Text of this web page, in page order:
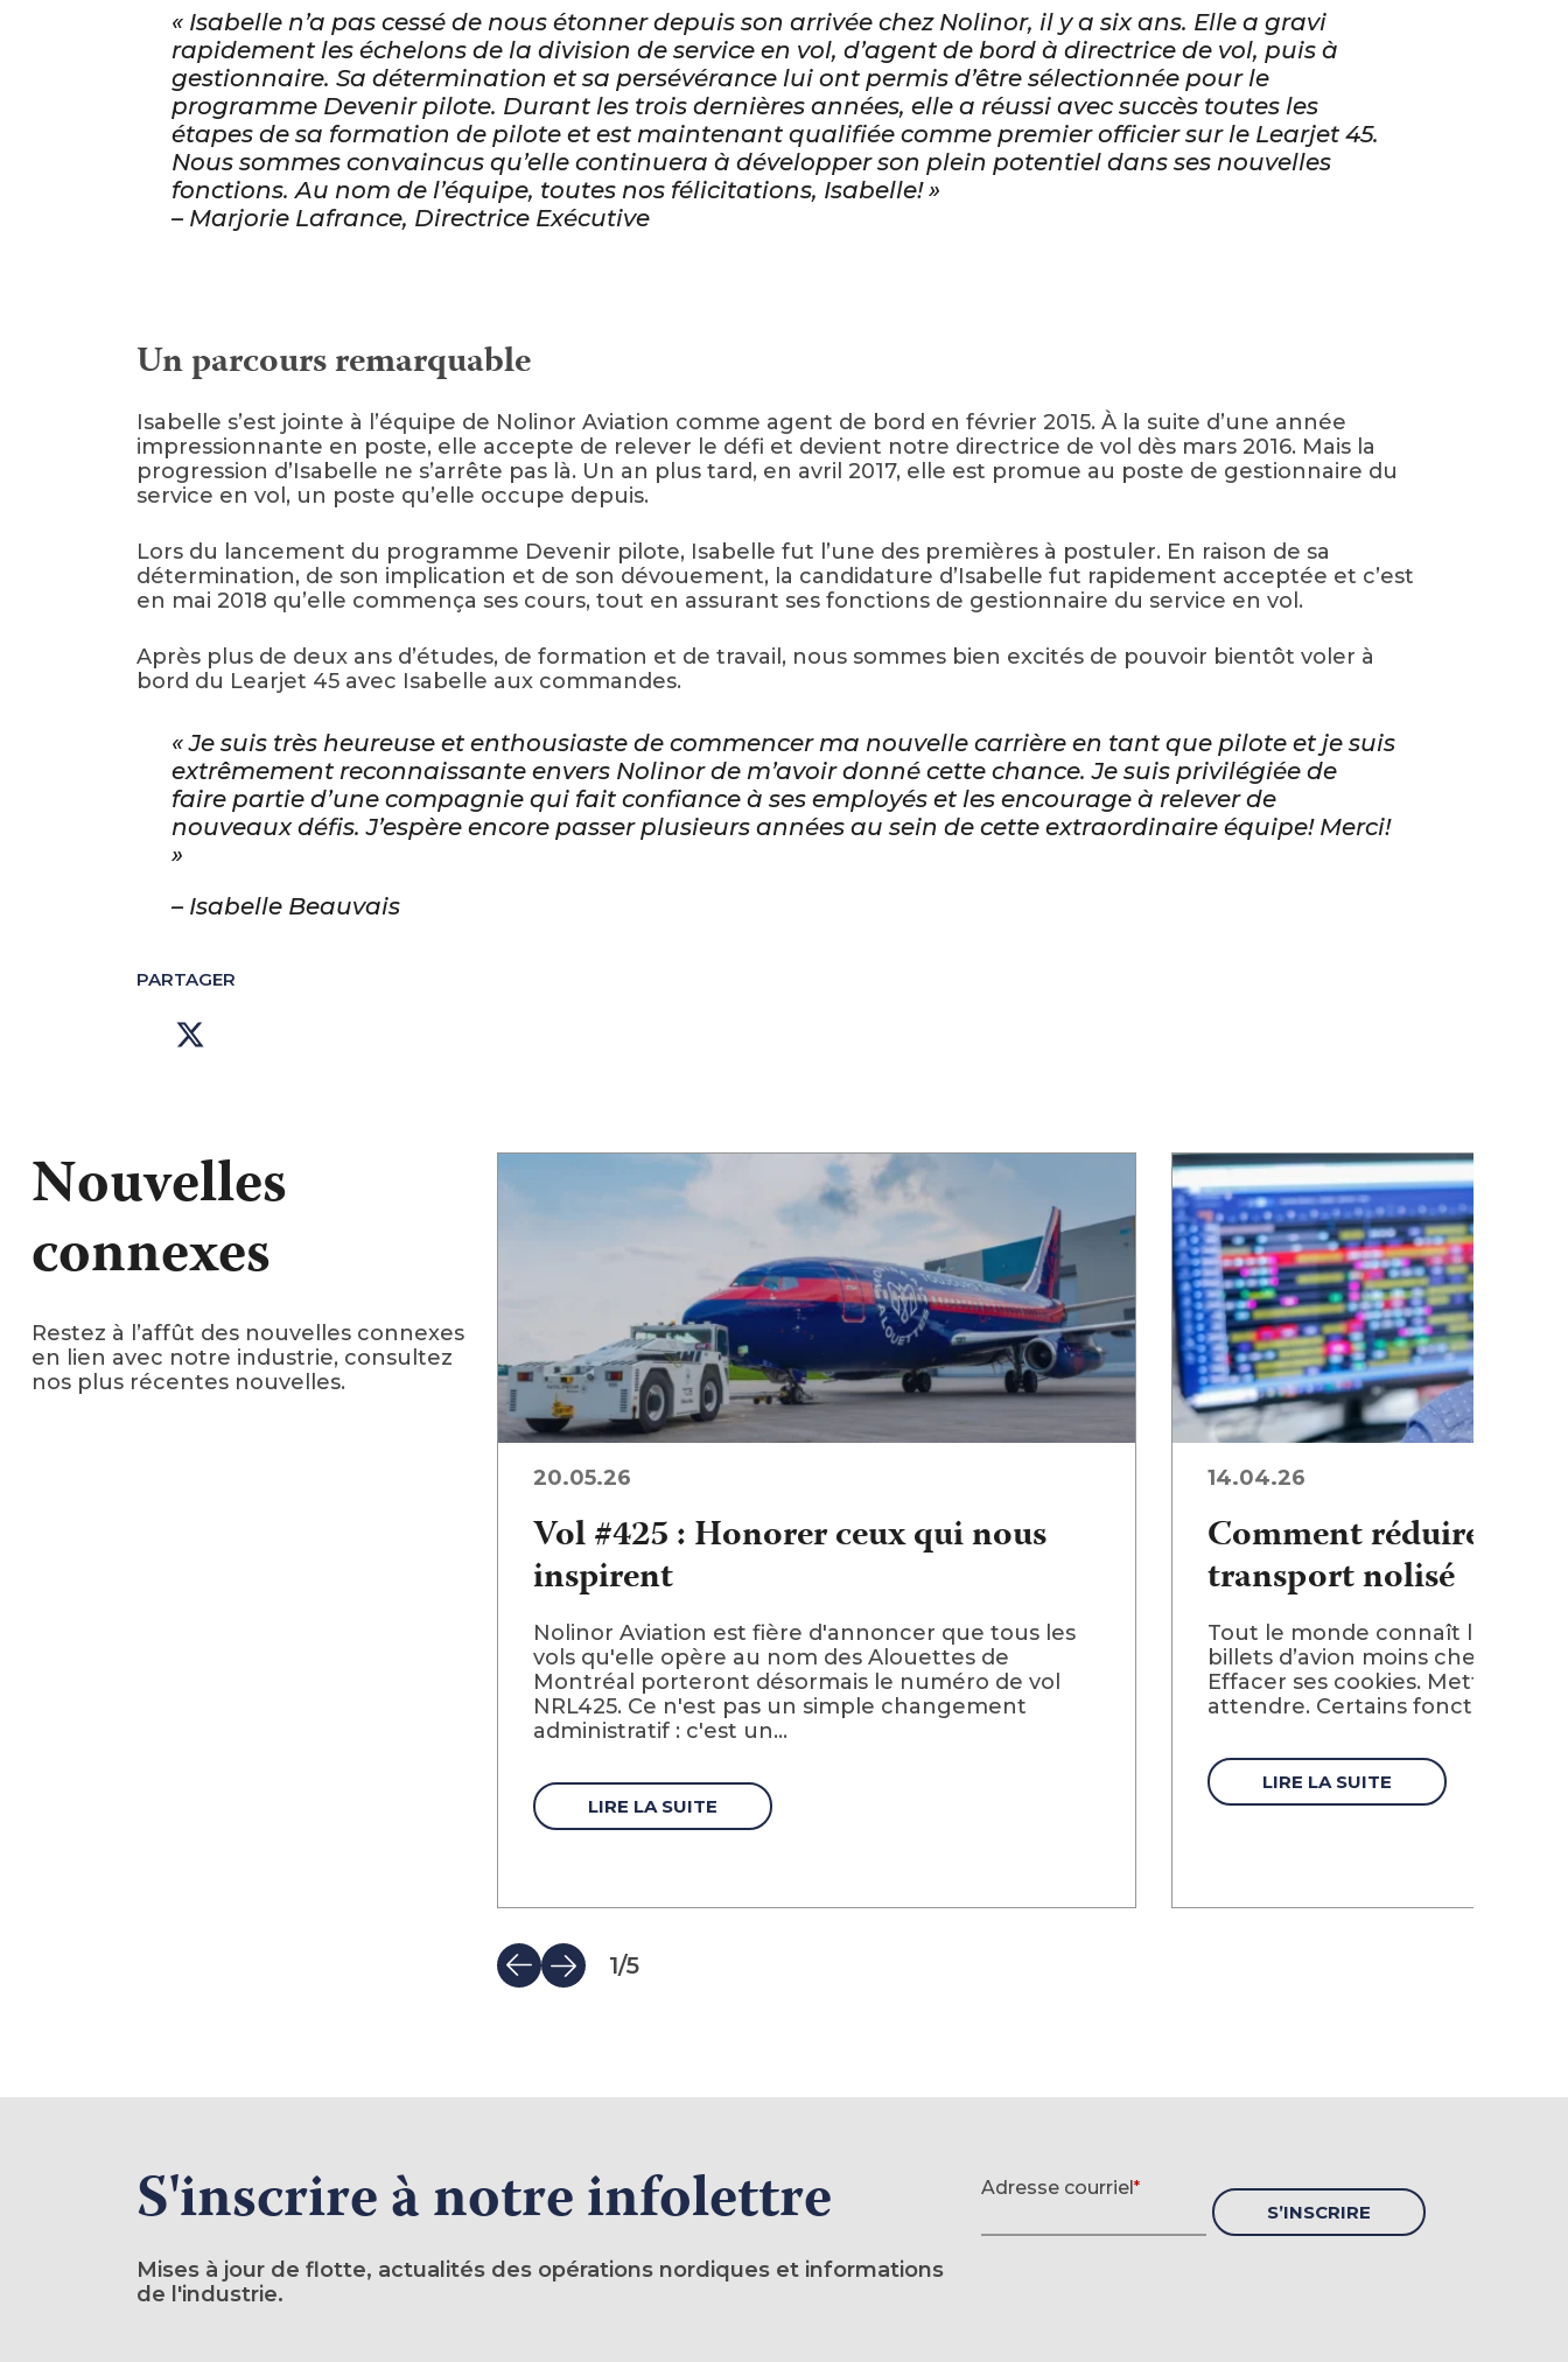
« Isabelle n’a pas cessé de nous étonner depuis son arrivée chez Nolinor, il y a six ans. Elle a gravi
rapidement les échelons de la division de service en vol, d’agent de bord à directrice de vol, puis à
gestionnaire. Sa détermination et sa persévérance lui ont permis d’être sélectionnée pour le
programme Devenir pilote. Durant les trois dernières années, elle a réussi avec succès toutes les
étapes de sa formation de pilote et est maintenant qualifiée comme premier officier sur le Learjet 45.
Nous sommes convaincus qu’elle continuera à développer son plein potentiel dans ses nouvelles
fonctions. Au nom de l’équipe, toutes nos félicitations, Isabelle! »
– Marjorie Lafrance, Directrice Exécutive
Un parcours remarquable
Isabelle s’est jointe à l’équipe de Nolinor Aviation comme agent de bord en février 2015. À la suite d’une année
impressionnante en poste, elle accepte de relever le défi et devient notre directrice de vol dès mars 2016. Mais la
progression d’Isabelle ne s’arrête pas là. Un an plus tard, en avril 2017, elle est promue au poste de gestionnaire du
service en vol, un poste qu’elle occupe depuis.
Lors du lancement du programme Devenir pilote, Isabelle fut l’une des premières à postuler. En raison de sa
détermination, de son implication et de son dévouement, la candidature d’Isabelle fut rapidement acceptée et c’est
en mai 2018 qu’elle commença ses cours, tout en assurant ses fonctions de gestionnaire du service en vol.
Après plus de deux ans d’études, de formation et de travail, nous sommes bien excités de pouvoir bientôt voler à
bord du Learjet 45 avec Isabelle aux commandes.
« Je suis très heureuse et enthousiaste de commencer ma nouvelle carrière en tant que pilote et je suis
extrêmement reconnaissante envers Nolinor de m’avoir donné cette chance. Je suis privilégiée de
faire partie d’une compagnie qui fait confiance à ses employés et les encourage à relever de
nouveaux défis. J’espère encore passer plusieurs années au sein de cette extraordinaire équipe! Merci!
»
– Isabelle Beauvais
PARTAGER
Nouvelles
connexes
Restez à l’affût des nouvelles connexes
en lien avec notre industrie, consultez
nos plus récentes nouvelles.
1/5
20.05.26
Vol #425 : Honorer ceux qui nous
inspirent
Nolinor Aviation est fière d'annoncer que tous les
vols qu'elle opère au nom des Alouettes de
Montréal porteront désormais le numéro de vol
NRL425. Ce n'est pas un simple changement
administratif : c'est un...
LIRE LA SUITE
14.04.26
Comment réduire vos
transport nolisé
Tout le monde connaît les trucs
billets d’avion moins cher.
Effacer ses cookies. Mettre une
attendre. Certains fonctionnent
LIRE LA SUITE
S'inscrire à notre infolettre
Mises à jour de flotte, actualités des opérations nordiques et informations
de l'industrie.
Adresse courriel*